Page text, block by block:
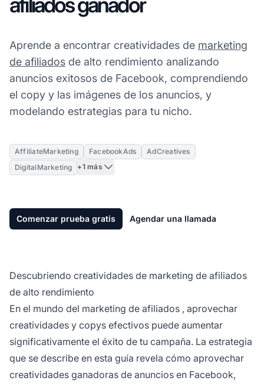
Aprende a encontrar creatividades de marketing
de afiliados de alto rendimiento analizando
anuncios exitosos de Facebook, comprendiendo
el copy y las imágenes de los anuncios, y
modelando estrategias para tu nicho.
AffiliateMarketing FacebookAds
AdCreatives
DigitalMarketing
+1 más
Comenzar prueba gratis Agendar una llamada
Descubriendo creatividades de marketing de afiliados
de alto rendimiento
En el mundo del marketing de afiliados , aprovechar
creatividades y copys efectivos puede aumentar
significativamente el éxito de tu campaña. La estrategia
que se describe en esta guía revela cómo aprovechar
creatividades ganadoras de anuncios en Facebook,